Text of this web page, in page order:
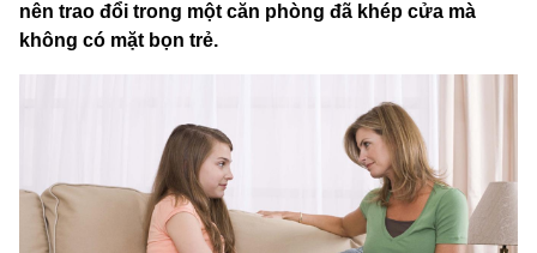
nên trao đổi trong một căn phòng đã khép cửa mà
không có mặt bọn trẻ.